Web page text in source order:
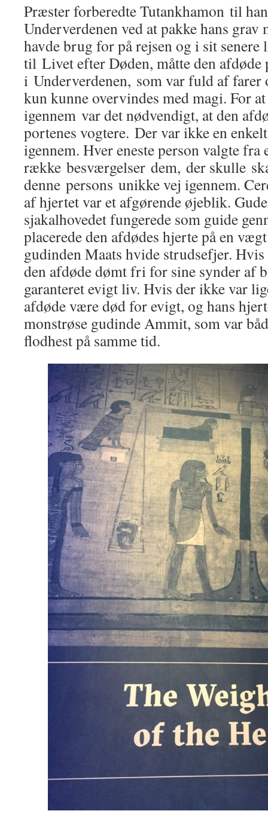
Præster forberedte Tutankhamon til
Underverdenen ved at pakke hans grav
havde brug for på rejsen og i sit
til Livet efter Døden, måtte den afdøde
i Underverdenen, som var fuld af
kun kunne overvindes med magi. For
igennem var det nødvendigt, at den
portenes vogtere. Der var ikke en
igennem. Hver eneste person valgte fra
række besværgelser dem, der skulle
denne persons unikke vej igennem.
af hjertet var et afgørende øjeblik.
sjakalhovedet fungerede som guide
placerede den afdødes hjerte på en
gudinden Maats hvide strudsefjer.
den afdøde dømt fri for sine synder af
garanteret evigt liv. Hvis der ikke var
afdøde være død for evigt, og hans
monstrøse gudinde Ammit, som var
flodhest på samme tid.